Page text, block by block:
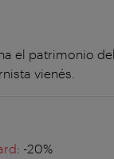
el patrimonio
vienés.
: -20%